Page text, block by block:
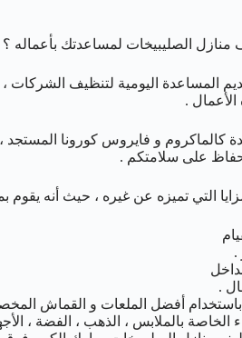
الصليبيخات لمساعدتك بأعماله ؟
المساعدة اليومية لتنظيف الشركات ،
.
كالماكروم و فايروس كورونا
على سلامتكم .
التي تميزه عن غيره ، حيث أنه يقوم
.
.
باستخدام أفضل الملعات و القماش
بالملابس ، الذهب ، الفضة ،